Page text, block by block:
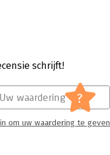
schrijft!
Uw waardering ?
om uw waardering te geven